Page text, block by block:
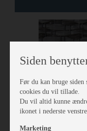
Siden
Før du kan bruge
cookies du vil tillade.
Du vil altid kunne
ikonet i nederste
Marketing